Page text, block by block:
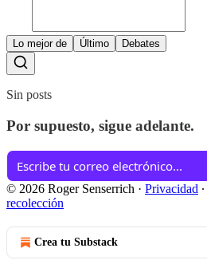
Lo mejor de Último Debates
Sin posts
Por supuesto, sigue adelante.
© 2026 Roger Senserrich · Privacidad ∙
recolección
Crea tu Substack